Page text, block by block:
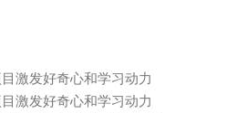
激发好奇心和学习动力
激发好奇心和学习动力